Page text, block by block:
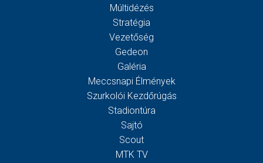
Múltidézés
Stratégia
Vezetőség
Gedeon
Galéria
Meccsnapi Élmények
Szurkolói Kezdőrúgás
Stadiontúra
Sajtó
Scout
MTK TV